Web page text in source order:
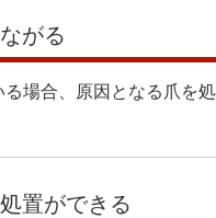
がる
場合、原因となる爪を
置ができる